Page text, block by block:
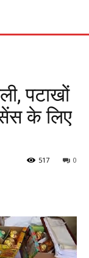
पटाखों
के लिए
0
517